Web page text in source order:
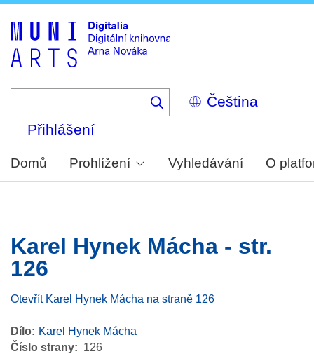
Select
your
Přihlášení
Domů Prohlížení Vyhledávání O
Karel Hynek Mácha - str.
126
Otevřít Karel Hynek Mácha na straně 126
Dílo
Karel Hynek Mácha
Číslo strany
126